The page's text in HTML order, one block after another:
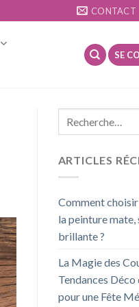
CONTACT
SE
ARTICLES
Comment
la peinture mate,
brillante ?
La Magie des
Tendances
pour une Fête